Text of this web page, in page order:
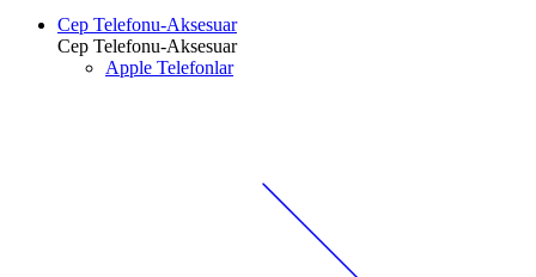
Cep Telefonu-Aksesuar
Cep Telefonu-Aksesuar
Apple Telefonlar